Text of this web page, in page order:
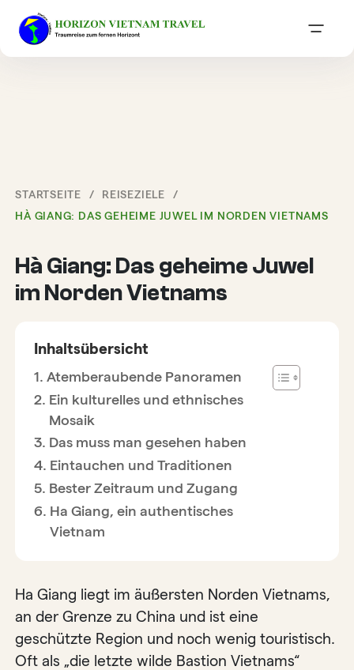
STARTSEITE
REISEZIELE
HÀ GIANG: DAS GEHEIME JUWEL IM NORDEN VIETNAMS
Hà Giang: Das geheime Juwel
im Norden Vietnams
Inhaltsübersicht
Atemberaubende Panoramen
Ein kulturelles und ethnisches
Mosaik
Das muss man gesehen haben
Eintauchen und Traditionen
Bester Zeitraum und Zugang
Ha Giang, ein authentisches
Vietnam
Ha Giang liegt im äußersten Norden Vietnams,
an der Grenze zu China und ist eine
geschützte Region und noch wenig touristisch.
Oft als „die letzte wilde Bastion Vietnams“